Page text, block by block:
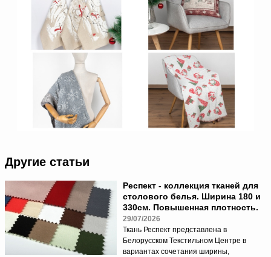
Другие статьи
Респект - коллекция тканей для
столового белья. Ширина 180 и
330см. Повышенная плотность.
29/07/2026
Ткань Респект представлена в
Белорусском Текстильном Центре в
вариантах сочетания ширины,